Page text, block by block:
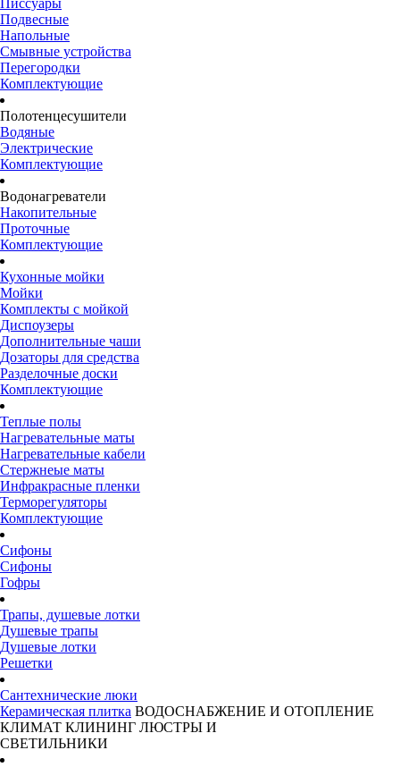
Писсуары
Подвесные
Напольные
Смывные устройства
Перегородки
Комплектующие
Полотенцесушители
Водяные
Электрические
Комплектующие
Водонагреватели
Накопительные
Проточные
Комплектующие
Кухонные мойки
Мойки
Комплекты с мойкой
Диспоузеры
Дополнительные чаши
Дозаторы для средства
Разделочные доски
Комплектующие
Теплые полы
Нагревательные маты
Нагревательные кабели
Стержнеые маты
Инфракрасные пленки
Терморегуляторы
Комплектующие
Сифоны
Сифоны
Гофры
Трапы, душевые лотки
Душевые трапы
Душевые лотки
Решетки
Сантехнические люки
Керамическая плитка ВОДОСНАБЖЕНИЕ И ОТОПЛЕНИЕ
КЛИМАТ КЛИНИНГ ЛЮСТРЫ И
СВЕТИЛЬНИКИ